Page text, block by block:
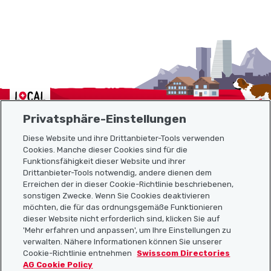
Localcities
Sitemap
Nützliche Links
Localcities App herunterladen
Privatsphäre-Einstellungen
Diese Website und ihre Drittanbieter-Tools verwenden
Cookies. Manche dieser Cookies sind für die
Funktionsfähigkeit dieser Website und ihrer
Drittanbieter-Tools notwendig, andere dienen dem
Erreichen der in dieser Cookie-Richtlinie beschriebenen,
sonstigen Zwecke. Wenn Sie Cookies deaktivieren
möchten, die für das ordnungsgemäße Funktionieren
dieser Website nicht erforderlich sind, klicken Sie auf
'Mehr erfahren und anpassen', um Ihre Einstellungen zu
verwalten. Nähere Informationen können Sie unserer
Cookie-Richtlinie entnehmen
Swisscom Directories
AG Cookie Policy